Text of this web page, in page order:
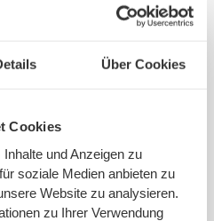
Über Cookies
Cookies
und Anzeigen zu
soziale Medien anbieten zu
Website zu analysieren.
zu Ihrer Verwendung
8 - 14 MJ/kg
bis zu 265.000 MWh/a